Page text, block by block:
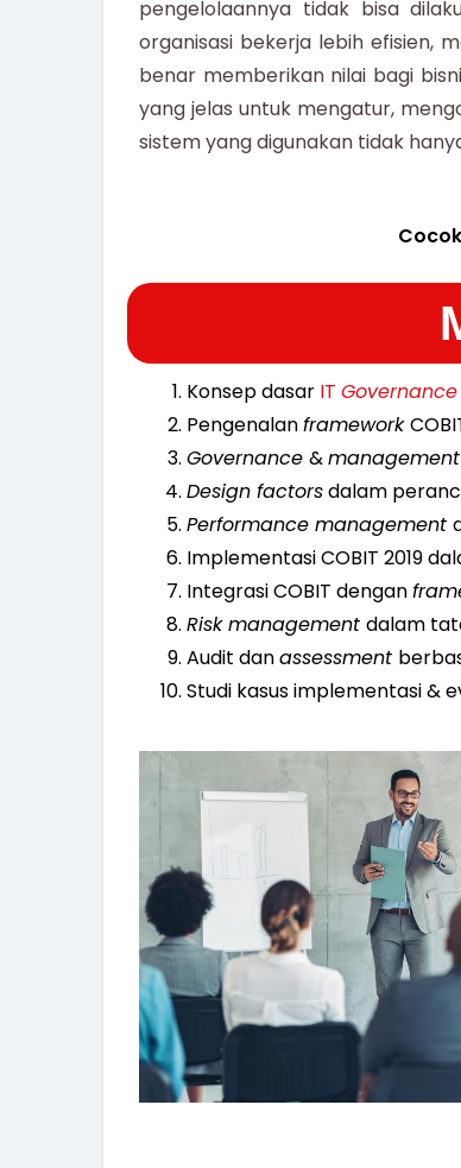
pengelolaannya tidak bisa
organisasi bekerja lebih efisien,
benar memberikan nilai bagi
yang jelas untuk mengatur,
sistem yang digunakan tidak
Konsep dasar IT Governance
Pengenalanframework
Governance &
Design factorsdalam
Performance management
Implementasi COBIT 2019
Integrasi COBIT dengan
Risk management dalam
Audit danassessment
Studi kasus implementasi &